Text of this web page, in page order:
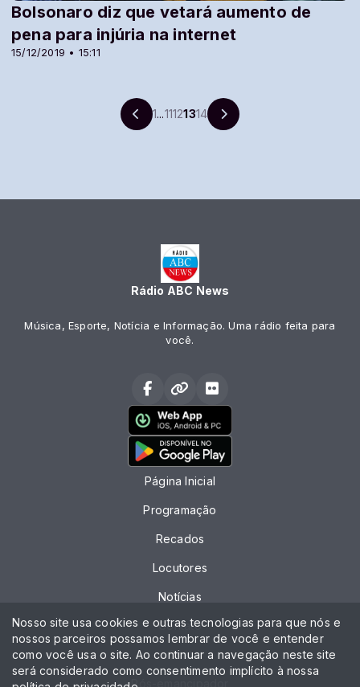
15/12/2019 • 15:11
Bolsonaro diz que vetará aumento de
pena para injúria na internet
1...11121314
Rádio ABC News
Música, Esporte, Notícia e Informação. Uma rádio feita para
você.
Página Inicial
Programação
Recados
Locutores
Notícias
Contato
Chat
Pós-emancipador
Nosso site usa cookies e outras tecnologias para que nós e
nossos parceiros possamos lembrar de você e entender
como você usa o site. Ao continuar a navegação neste site
será considerado como consentimento implícito à nossa